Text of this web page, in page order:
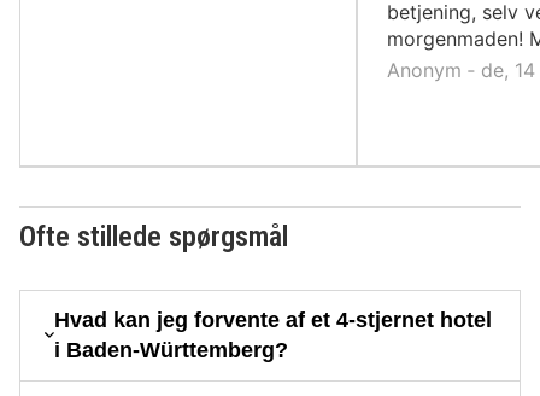
betjening, selv
morgenmaden!
Anonym ‐ de,
Ofte stillede spørgsmål
Hvad kan jeg forvente af et 4-stjernet hotel
i Baden-Württemberg?